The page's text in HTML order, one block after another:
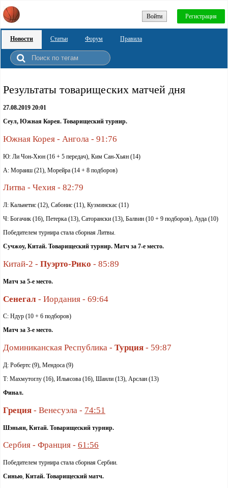
Войти Регистрация
Новости Статьи Форум Правила
Результаты товарищеских матчей дня
27.08.2019 20:01
Сеул, Южная Корея. Товарищеский турнир.
Южная Корея - Ангола - 91:76
Ю: Ли Чон-Хюн (16 + 5 передач), Ким Сан-Хьян (14)
А: Мораиш (21), Морейра (14 + 8 подборов)
Литва - Чехия - 82:79
Л: Кальнетис (12), Сабонис (11), Кузминскас (11)
Ч: Богачик (16), Петерка (13), Саторански (13), Балвин (10 + 9 подборов), Ауда (10)
Победителем турнира стала сборная Литвы.
Сучжоу, Китай. Товарищеский турнир. Матч за 7-е место.
Китай-2 - Пуэрто-Рико - 85:89
Матч за 5-е место.
Сенегал - Иордания - 69:64
С: Ндур (10 + 6 подборов)
Матч за 3-е место.
Доминиканская Республика - Турция - 59:87
Д: Робертс (9), Мендоса (9)
Т: Махмутоглу (16), Ильясова (16), Шанли (13), Арслан (13)
Финал.
Греция - Венесуэла - 74:51
Шэньян, Китай. Товарищеский турнир.
Сербия - Франция - 61:56
Победителем турнира стала сборная Сербии.
Синью, Китай. Товарищеский матч.